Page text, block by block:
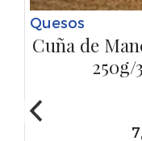
Quesos
Cuña de
250g/